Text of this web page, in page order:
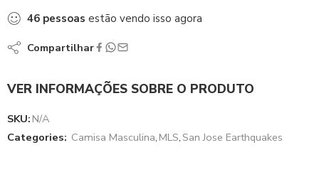
46 pessoas estão vendo isso agora
Compartilhar
VER INFORMAÇÕES SOBRE O PRODUTO
SKU: N/A
Categories: Camisa Masculina, MLS,San Jose Earthquakes